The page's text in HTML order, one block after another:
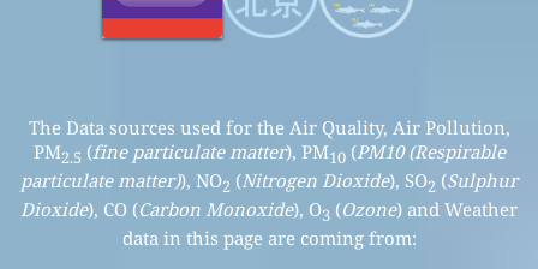
The Data sources used for the Air Quality, Air Pollution,
PM2.5 (fine particulate matter), PM10(PM10 (Respirable
particulate matter)), NO2 (Nitrogen Dioxide), SO2 (Sulphur
Dioxide), CO (Carbon Monoxide), O3 (Ozone) and Weather
data in this page are coming from: